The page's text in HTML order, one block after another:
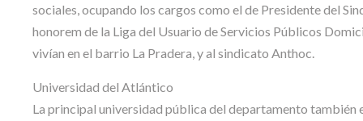
sociales, ocupando los cargos como el de Presidente del
honorem de la Liga del Usuario de Servicios Públicos
vivían en el barrio La Pradera, y al sindicato Anthoc.
Universidad del Atlántico
La principal universidad pública del departamento también